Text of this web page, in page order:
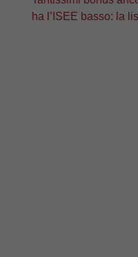
ha l’ISEE basso: la